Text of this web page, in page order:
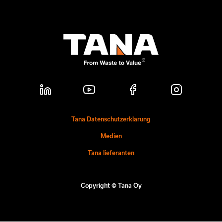
Tana Datenschutzerklarung
Medien
Tana lieferanten
Copyright © Tana Oy